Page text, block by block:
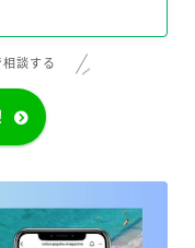
談する